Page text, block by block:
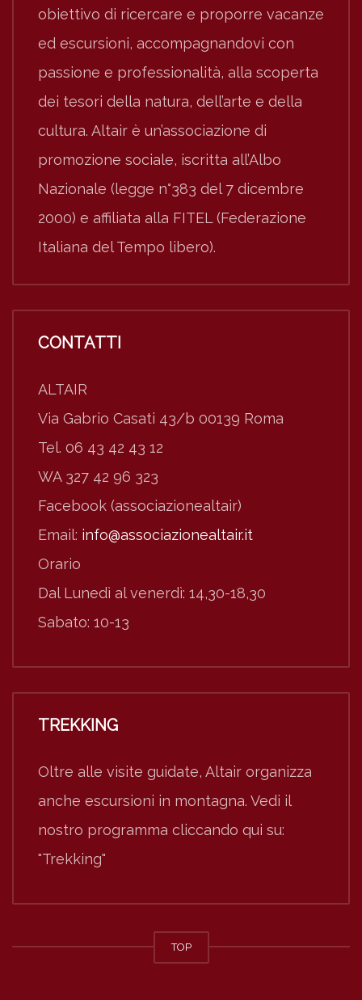
obiettivo di ricercare e proporre vacanze
ed escursioni, accompagnandovi con
passione e professionalità, alla scoperta
dei tesori della natura, dell’arte e della
cultura. Altair è un’associazione di
promozione sociale, iscritta all’Albo
Nazionale (legge n°383 del 7 dicembre
2000) e affiliata alla FITEL (Federazione
Italiana del Tempo libero).
CONTATTI
ALTAIR
Via Gabrio Casati 43/b 00139 Roma
Tel. 06 43 42 43 12
WA 327 42 96 323
Facebook (associazionealtair)
Email: info@associazionealtair.it
Orario
Dal Lunedì al venerdì: 14,30-18,30
Sabato: 10-13
TREKKING
Oltre alle visite guidate, Altair organizza
anche escursioni in montagna. Vedi il
nostro programma cliccando qui su:
"Trekking"
TOP